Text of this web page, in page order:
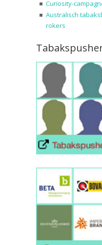
Curiosity-
Australisch
rokers